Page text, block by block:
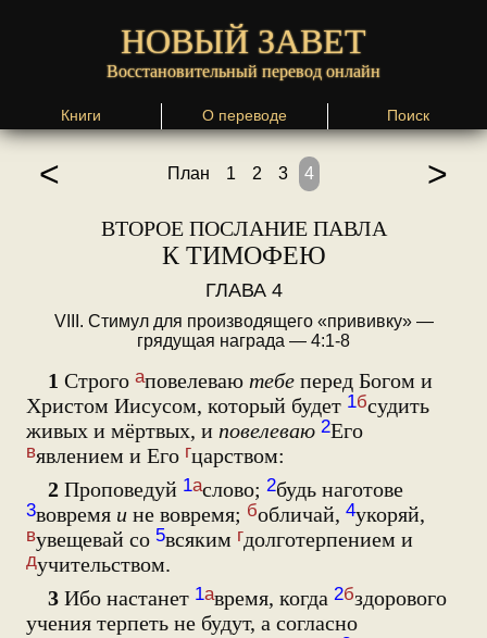
НОВЫЙ ЗАВЕТ
Восстановительный перевод онлайн
Книги О переводе Поиск
< План 1 2 3 4 >
ВТОРОЕ ПОСЛАНИЕ ПАВЛА
К ТИМОФЕЮ
ГЛАВА 4
VIII. Стимул для производящего «прививку» —
грядущая награда — 4:1-8
1 Строго аповелеваю тебе перед Богом и
Христом Иисусом, который будет 1бсудить
живых и мёртвых, и повелеваю 2Его
вявлением и Его гцарством:
2 Проповедуй 1аслово; 2будь наготове
3вовремя и не вовремя; бобличай, 4укоряй,
вувещевай со 5всяким гдолготерпением и
дучительством.
3 Ибо настанет 1авремя, когда 2бздорового
учения терпеть не будут, а согласно